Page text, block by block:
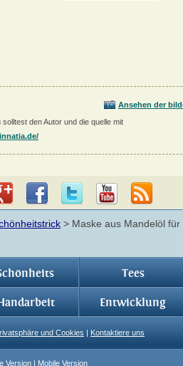
Ansehen der
den Autor und die quelle mit
> Maske aus Mandelöl für
Tees
Entwicklung
und Cookies | Kontaktiere uns
Version | Mobile Version